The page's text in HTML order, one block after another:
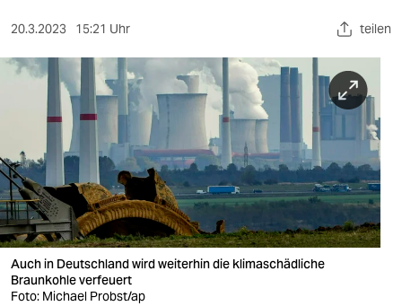
sport
berlin
wahrheit
verlag
verlag
veranstaltungen
20.3.2023 15:21 Uhr teilen
Auch in Deutschland wird weiterhin die klimaschädliche
Braunkohle verfeuert
Foto: Michael Probst/ap